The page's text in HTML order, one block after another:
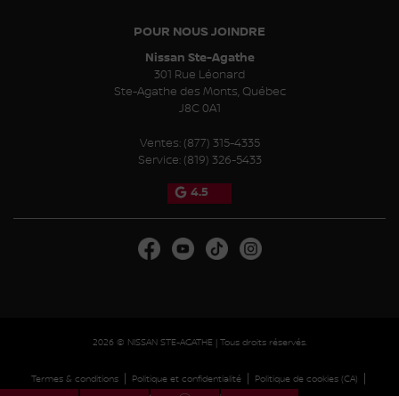
POUR NOUS JOINDRE
Nissan Ste-Agathe
301 Rue Léonard
Ste-Agathe des Monts, Québec
J8C 0A1
Ventes: (877) 315-4335
Service: (819) 326-5433
4.5
2026 © NISSAN STE-AGATHE | Tous droits réservés.
Termes & conditions| Politique et confidentialité| Politique de cookies (CA)